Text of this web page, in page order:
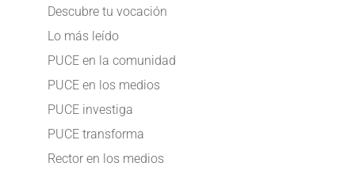
Descubre tu vocación
Lo más leído
PUCE en la comunidad
PUCE en los medios
PUCE investiga
PUCE transforma
Rector en los medios